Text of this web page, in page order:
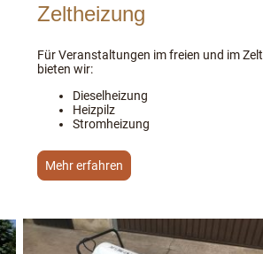
Zeltheizung
Für Veranstaltungen im freien und im Zelt
bieten wir:
Dieselheizung
Heizpilz
Stromheizung
Mehr erfahren